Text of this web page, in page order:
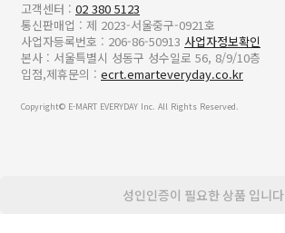
성인인증이 필요한 상품 입니다
고객센터 : 02 380 5123
통신판매업 : 제 2023-서울중구-0921호
사업자등록번호 : 206-86-50913 사업자정보확인
본사 : 서울특별시 성동구 성수일로 56, 8/9/10층
입점,제휴문의 : ecrt.emarteveryday.co.kr
Copyright© E-MART EVERYDAY Inc. All Rights Reserved.